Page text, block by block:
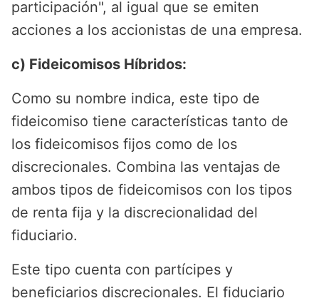
participación", al igual que se emiten
acciones a los accionistas de una empresa.
c) Fideicomisos Híbridos:
Como su nombre indica, este tipo de
fideicomiso tiene características tanto de
los fideicomisos fijos como de los
discrecionales. Combina las ventajas de
ambos tipos de fideicomisos con los tipos
de renta fija y la discrecionalidad del
fiduciario.
Este tipo cuenta con partícipes y
beneficiarios discrecionales. El fiduciario